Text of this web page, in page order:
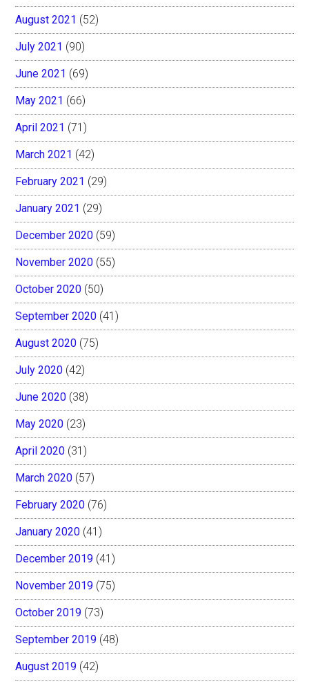
August 2021 (52)
July 2021 (90)
June 2021 (69)
May 2021 (66)
April 2021 (71)
March 2021 (42)
February 2021 (29)
January 2021 (29)
December 2020 (59)
November 2020 (55)
October 2020 (50)
September 2020 (41)
August 2020 (75)
July 2020 (42)
June 2020 (38)
May 2020 (23)
April 2020 (31)
March 2020 (57)
February 2020 (76)
January 2020 (41)
December 2019 (41)
November 2019 (75)
October 2019 (73)
September 2019 (48)
August 2019 (42)